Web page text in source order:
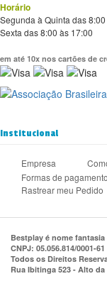
Horário
Segunda à Quinta das
Sexta das 8:00 às 17:00
em até 10x nos cartões de
Institucional
Empresa
Formas de pagamento
Rastrear meu Pedido
Bestplay é nome
CNPJ: 05.056.814/0001-61
Todos os Direitos
Rua Ibitinga 523 - Alto da